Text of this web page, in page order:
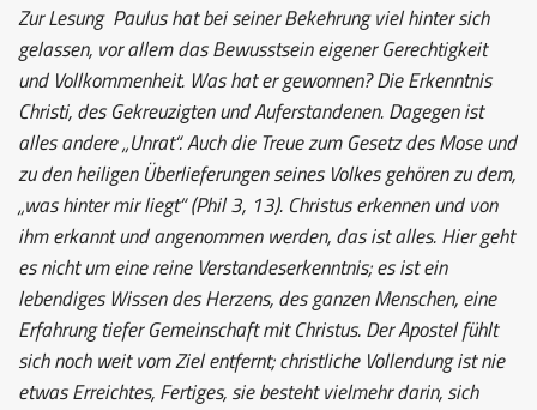
Zur LesungPaulus hat bei seiner Bekehrung viel hinter sich
gelassen, vor allem das Bewusstsein eigener Gerechtigkeit
und Vollkommenheit. Was hat er gewonnen? Die Erkenntnis
Christi, des Gekreuzigten und Auferstandenen. Dagegen ist
alles andere „Unrat“. Auch die Treue zum Gesetz des Mose und
zu den heiligen Überlieferungen seines Volkes gehören zu dem,
„was hinter mir liegt“ (Phil 3, 13). Christus erkennen und von
ihm erkannt und angenommen werden, das ist alles. Hier geht
es nicht um eine reine Verstandeserkenntnis; es ist ein
lebendiges Wissen des Herzens, des ganzen Menschen, eine
Erfahrung tiefer Gemeinschaft mit Christus. Der Apostel fühlt
sich noch weit vom Ziel entfernt; christliche Vollendung ist nie
etwas Erreichtes, Fertiges, sie besteht vielmehr darin, sich